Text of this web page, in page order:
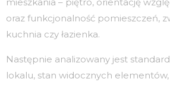
oraz funkcjonalność pomieszczeń,
kuchnia czy łazienka.
Następnie analizowany jest
lokalu, stan widocznych